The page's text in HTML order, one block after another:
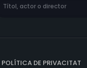
POLÍTICA DE PRIVACITAT